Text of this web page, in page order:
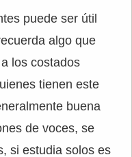
puede ser útil
algo que
los costados
tienen este
buena
de voces, se
si estudia solos es